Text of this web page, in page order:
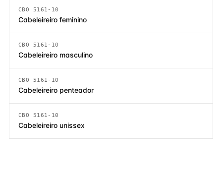
CBO 5161-10
Cabeleireiro feminino
CBO 5161-10
Cabeleireiro masculino
CBO 5161-10
Cabeleireiro penteador
CBO 5161-10
Cabeleireiro unissex